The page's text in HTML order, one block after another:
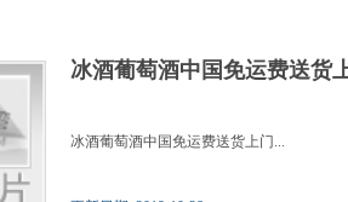
冰酒葡萄酒中国免运费送货
冰酒葡萄酒中国免运费送货上门...